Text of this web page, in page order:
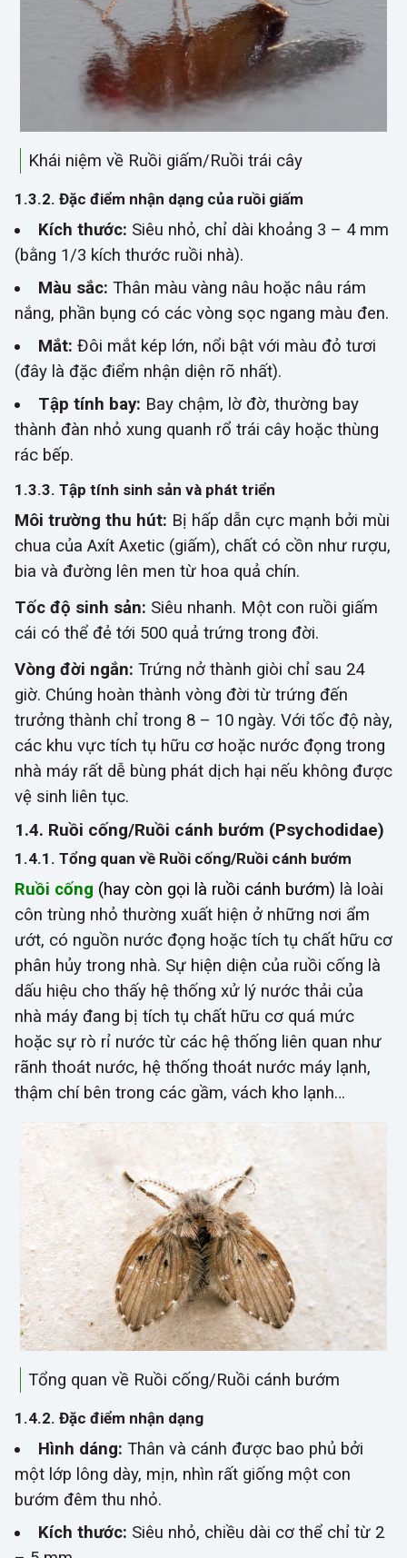
Khái niệm về Ruồi giấm/Ruồi trái cây
1.3.2. Đặc điểm nhận dạng của ruồi giấm
Kích thước: Siêu nhỏ, chỉ dài khoảng 3 – 4 mm
(bằng 1/3 kích thước ruồi nhà).
Màu sắc: Thân màu vàng nâu hoặc nâu rám
nắng, phần bụng có các vòng sọc ngang màu đen.
Mắt: Đôi mắt kép lớn, nổi bật với màu đỏ tươi
(đây là đặc điểm nhận diện rõ nhất).
Tập tính bay: Bay chậm, lờ đờ, thường bay
thành đàn nhỏ xung quanh rổ trái cây hoặc thùng
rác bếp.
1.3.3. Tập tính sinh sản và phát triển
Môi trường thu hút: Bị hấp dẫn cực mạnh bởi mùi
chua của Axít Axetic (giấm), chất có cồn như rượu,
bia và đường lên men từ hoa quả chín.
Tốc độ sinh sản: Siêu nhanh. Một con ruồi giấm
cái có thể đẻ tới 500 quả trứng trong đời.
Vòng đời ngắn: Trứng nở thành giòi chỉ sau 24
giờ. Chúng hoàn thành vòng đời từ trứng đến
trưởng thành chỉ trong 8 – 10 ngày. Với tốc độ này,
các khu vực tích tụ hữu cơ hoặc nước đọng trong
nhà máy rất dễ bùng phát dịch hại nếu không được
vệ sinh liên tục.
1.4. Ruồi cống/Ruồi cánh bướm (Psychodidae)
1.4.1. Tổng quan về Ruồi cống/Ruồi cánh bướm
Ruồi cống (hay còn gọi là ruồi cánh bướm) là loài
côn trùng nhỏ thường xuất hiện ở những nơi ẩm
ướt, có nguồn nước đọng hoặc tích tụ chất hữu cơ
phân hủy trong nhà. Sự hiện diện của ruồi cống là
dấu hiệu cho thấy hệ thống xử lý nước thải của
nhà máy đang bị tích tụ chất hữu cơ quá mức
hoặc sự rò rỉ nước từ các hệ thống liên quan như
rãnh thoát nước, hệ thống thoát nước máy lạnh,
thậm chí bên trong các gầm, vách kho lạnh…
Tổng quan về Ruồi cống/Ruồi cánh bướm
1.4.2. Đặc điểm nhận dạng
Hình dáng: Thân và cánh được bao phủ bởi
một lớp lông dày, mịn, nhìn rất giống một con
bướm đêm thu nhỏ.
Kích thước: Siêu nhỏ, chiều dài cơ thể chỉ từ 2